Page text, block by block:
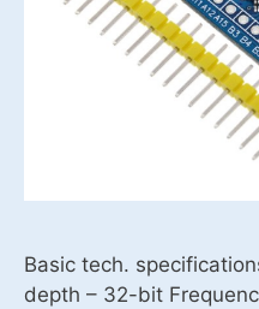
Basic tech.
depth – 32-bit